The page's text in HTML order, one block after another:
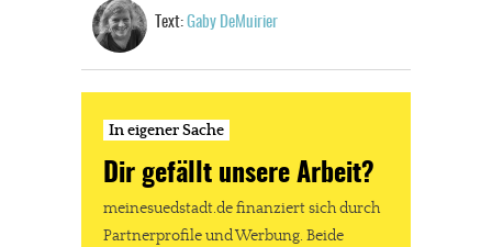
Text: Gaby DeMuirier
In eigener Sache
Dir gefällt unsere Arbeit?
meinesuedstadt.de finanziert sich durch
Partnerprofile und Werbung. Beide